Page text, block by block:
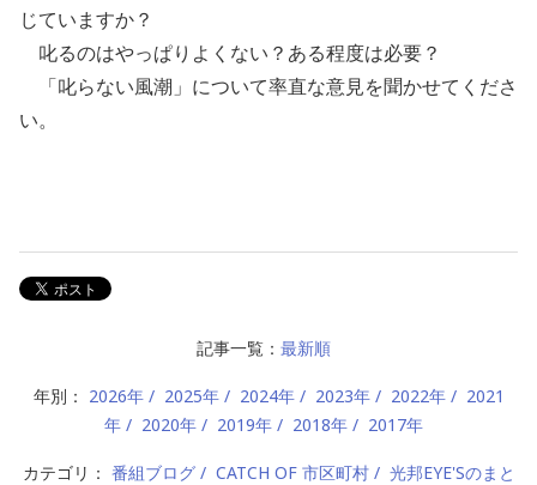
じていますか？
叱るのはやっぱりよくない？ある程度は必要？
「叱らない風潮」について率直な意見を聞かせてくださ
い。
記事一覧： 最新順
年別： 2026年 2025年 2024年 2023年 2022年
2021
年
2020年 2019年 2018年 2017年
カテゴリ： 番組ブログ CATCH OF 市区町村
光邦EYE'Sのまと